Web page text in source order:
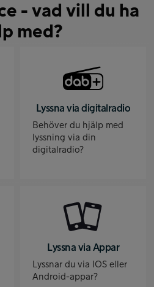
- vad vill du ha
med?
Lyssna via digitalradio
Behöver du hjälp med
lyssning via din
digitalradio?
Lyssna via Appar
Lyssnar du via IOS eller
Android-appar?